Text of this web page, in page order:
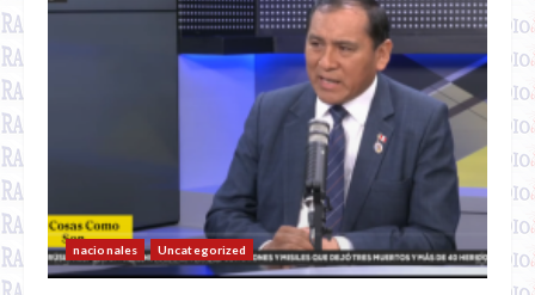
nacionales Uncategorized